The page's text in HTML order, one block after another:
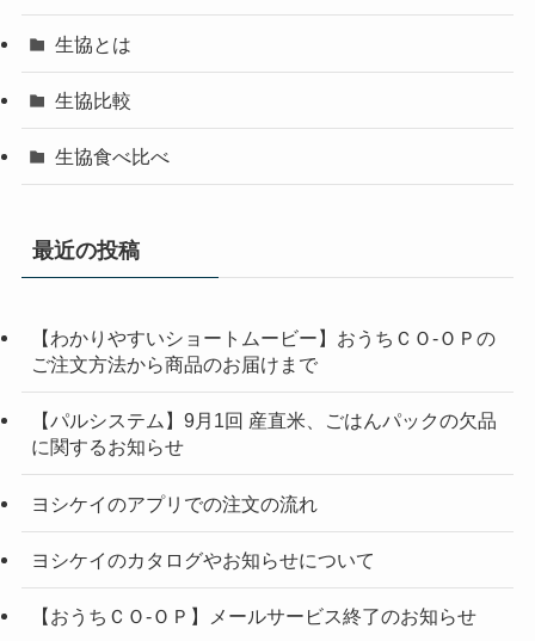
生協とは
生協比較
生協食べ比べ
最近の投稿
【わかりやすいショートムービー】おうちＣＯ-ＯＰの
ご注文方法から商品のお届けまで
【パルシステム】9月1回 産直米、ごはんパックの欠品
に関するお知らせ
ヨシケイのアプリでの注文の流れ
ヨシケイのカタログやお知らせについて
【おうちＣＯ-ＯＰ】メールサービス終了のお知らせ